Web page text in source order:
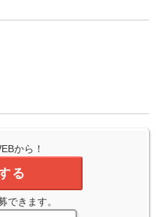
から！
る
できます。